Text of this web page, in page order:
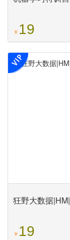
￥ 19
狂野大数据
￥ 19